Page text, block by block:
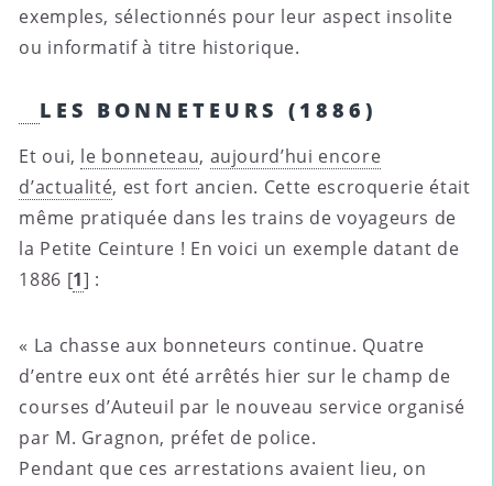
exemples, sélectionnés pour leur aspect insolite
ou informatif à titre historique.
LES BONNETEURS (1886)
Et oui, le bonneteau, aujourd’hui encore
d’actualité, est fort ancien. Cette escroquerie était
même pratiquée dans les trains de voyageurs de
la Petite Ceinture ! En voici un exemple datant de
1886 [1] :
« La chasse aux bonneteurs continue. Quatre
d’entre eux ont été arrêtés hier sur le champ de
courses d’Auteuil par le nouveau service organisé
par M. Gragnon, préfet de police.
Pendant que ces arrestations avaient lieu, on